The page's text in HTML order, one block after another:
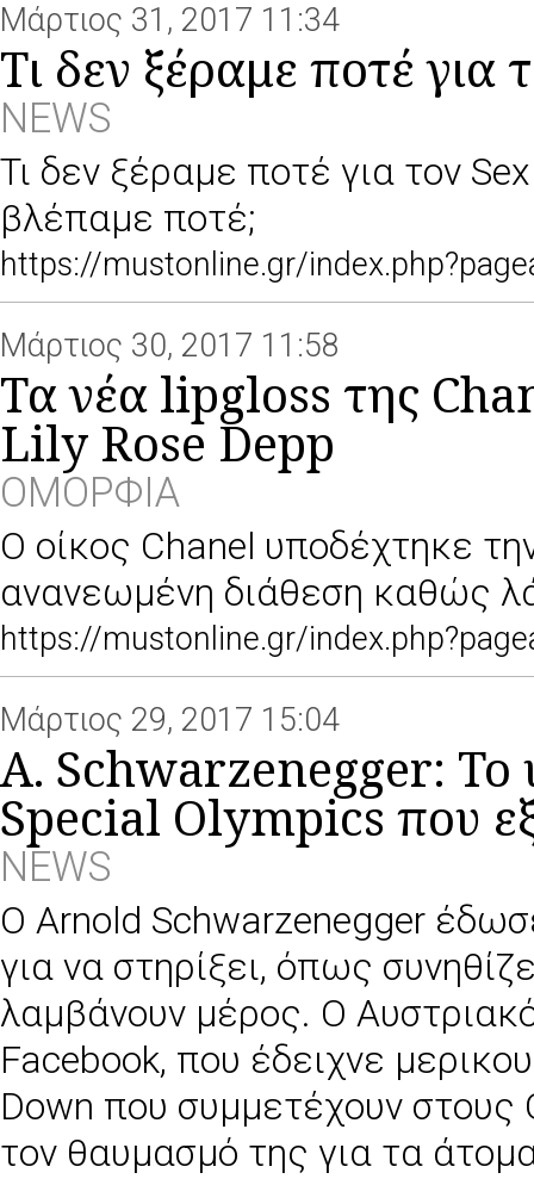
Μάρτιος 31, 2017 11:34
Tι δεν ξέραμε ποτέ
NEWS
Τι δεν ξέραμε ποτέ για τον
βλέπαμε ποτέ;
https://mustonline.gr/
Μάρτιος 30, 2017 11:58
Τα νέα lipgloss της
Lily Rose Depp
ΟΜΟΡΦΙΑ
O oίκος Chanel υποδέχτηκε
ανανεωμένη διάθεση καθώς
https://mustonline.gr/
Μάρτιος 29, 2017 15:04
A. Schwarzenegger: To
Special Olympics που
NEWS
Ο Arnold Schwarzenegger
για να στηρίξει, όπως
λαμβάνουν μέρος. Ο
Facebook, που έδειχνε
Down που συμμετέχουν
τον θαυμασμό της για τα